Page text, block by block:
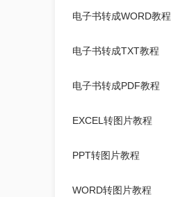
电子书转成WORD教程
电子书转成TXT教程
电子书转成PDF教程
EXCEL转图片教程
PPT转图片教程
WORD转图片教程